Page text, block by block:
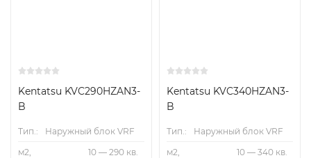
Kentatsu KVC290HZAN3-
B
Тип.:
Наружный блок VRF
м2,
10 — 290 кв.
Kentatsu KVC340HZAN3-
B
Тип.:
Наружный блок VRF
м2,
10 — 340 кв.